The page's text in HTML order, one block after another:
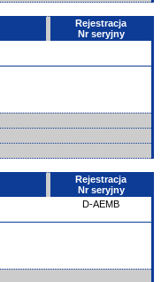
Rejestracja
Nr seryjny
Rejestracja
Nr seryjny
D-AEMB